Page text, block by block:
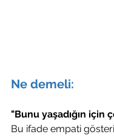
Ne demeli:
"Bunu yaşadığın için
Bu ifade empati